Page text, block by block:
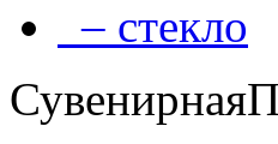
– стекло
Сувенирная